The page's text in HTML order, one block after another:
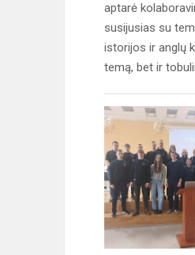
aptarė
susijusias su
istorijos ir anglų
temą, bet ir